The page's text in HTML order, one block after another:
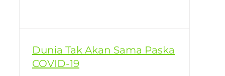
Dunia Tak Akan Sama Paska
COVID-19